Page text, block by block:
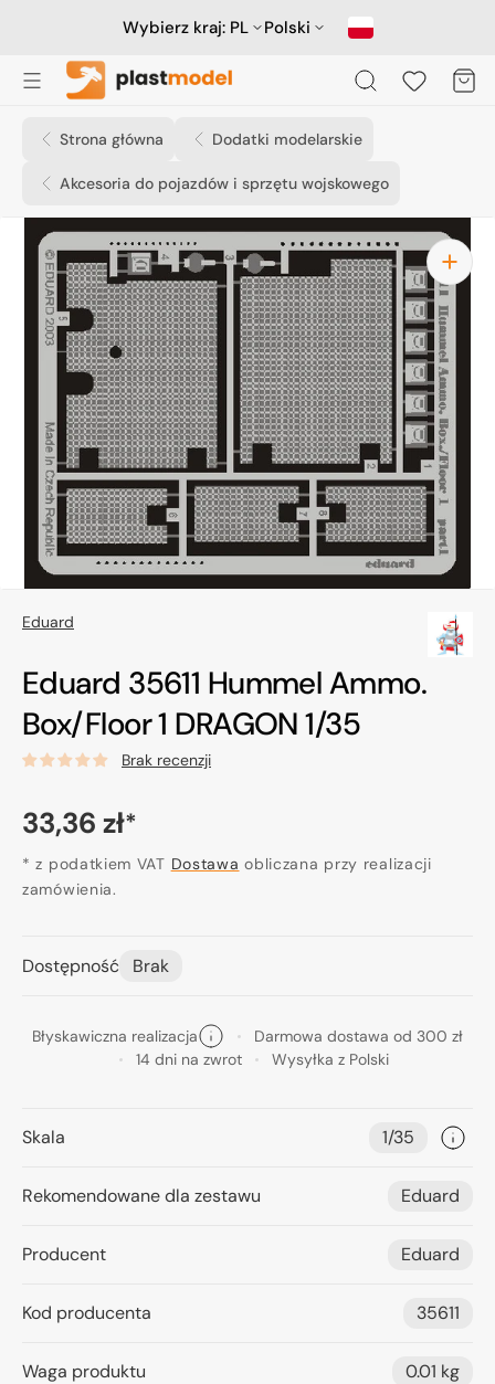
Wybierz kraj: PL Polski
Koszyk
Strona główna Dodatki modelarskie
Akcesoria do pojazdów i sprzętu wojskowego
Otwórz
media
1
w
widoku
galerii
Eduard
Eduard 35611 Hummel Ammo.
Box/Floor 1 DRAGON 1/35
Brak recenzji
Cena
regularna
33,36 zł*
* z podatkiem VAT Dostawa obliczana przy realizacji
zamówienia.
Dostępność Brak
Błyskawiczna realizacja
Darmowa dostawa od 300 zł
14 dni na zwrot
Wysyłka z Polski
Skala 1/35
Rekomendowane dla zestawu Eduard
Producent Eduard
Kod producenta 35611
Waga produktu 0.01 kg